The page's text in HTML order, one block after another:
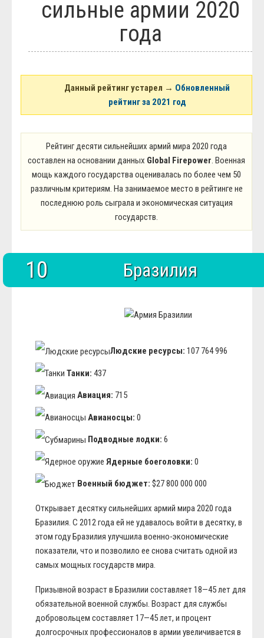
Блюда
Полезное
Вооружение
Спорт
История
сильные армии 2020
года
Данный рейтинг устарел → Обновленный
рейтинг за 2021 год
Рейтинг десяти сильнейших армий мира 2020 года
составлен на основании данных Global Firepower. Военная
мощь каждого государства оценивалась по более чем 50
различным критериям. На занимаемое место в рейтинге не
последнюю роль сыграла и экономическая ситуация
государств.
10 Бразилия
Людские ресурсы: 107 764 996
Танки: 437
Авиация: 715
Авианосцы: 0
Подводные лодки: 6
Ядерные боеголовки: 0
Военный бюджет: $27 800 000 000
Открывает десятку сильнейших армий мира 2020 года
Бразилия. С 2012 года ей не удавалось войти в десятку, в
этом году Бразилия улучшила военно-экономические
показатели, что и позволило ее снова считать одной из
самых мощных государств мира.
Призывной возраст в Бразилии составляет 18—45 лет для
обязательной военной службы. Возраст для службы
добровольцем составляет 17—45 лет, и процент
долгосрочных профессионалов в армии увеличивается в